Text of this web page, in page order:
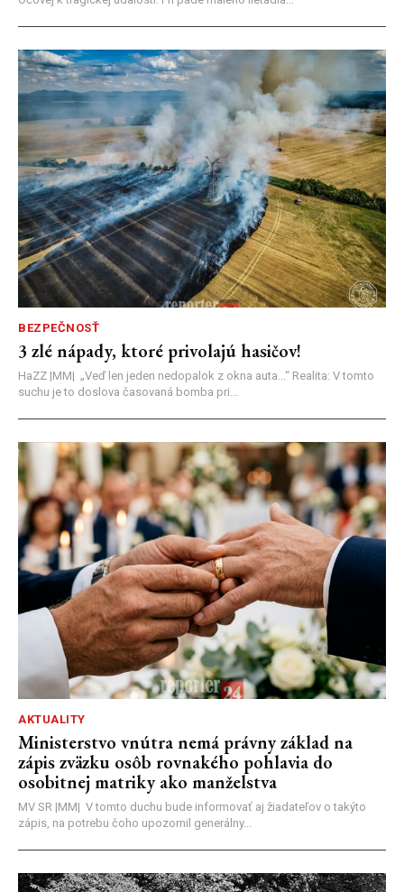
BEZPEČNOSŤ
3 zlé nápady, ktoré privolajú hasičov!
HaZZ |MM| ​„Veď len jeden nedopalok z okna auta...“ ​Realita: V tomto
suchu je to doslova časovaná bomba pri...
AKTUALITY
Ministerstvo vnútra nemá právny základ na
zápis zväzku osôb rovnakého pohlavia do
osobitnej matriky ako manželstva
MV SR |MM| V tomto duchu bude informovať aj žiadateľov o takýto
zápis, na potrebu čoho upozornil generálny...